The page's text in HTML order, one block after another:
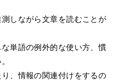
測しながら文章を読むことが
な単語の例外的な使い方、慣
り、情報の関連付けをするの